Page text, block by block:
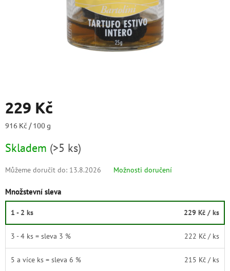
229 Kč
Měrná
916 Kč / 100 g
Skladem (>5 ks)
Můžeme doručit do: 13.8.2026 Možnosti doručení
Množstevní sleva
1 - 2 ks 229 Kč / ks
3 - 4 ks = sleva 3 % 222 Kč / ks
5 a více ks = sleva 6 % 215 Kč / ks